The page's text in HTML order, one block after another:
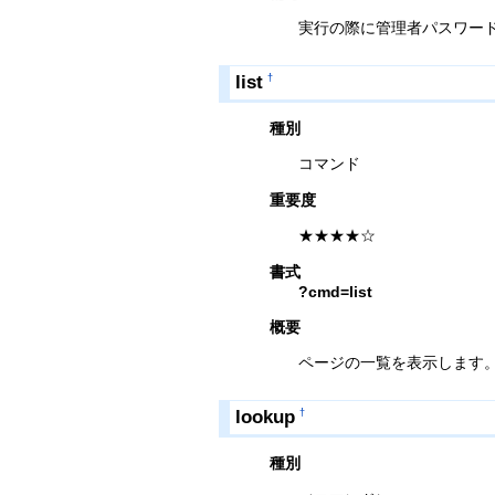
実行の際に管理者パスワー
list †
種別
コマンド
重要度
★★★★☆
書式
?cmd=list
概要
ページの一覧を表示します。
lookup †
種別